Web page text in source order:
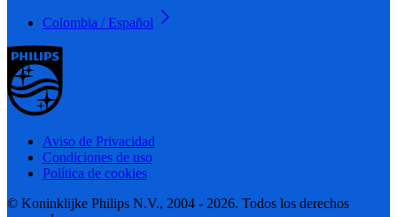
Colombia / Español
Aviso de Privacidad
Condiciones de uso
Política de cookies
© Koninklijke Philips N.V., 2004 - 2026. Todos los derechos